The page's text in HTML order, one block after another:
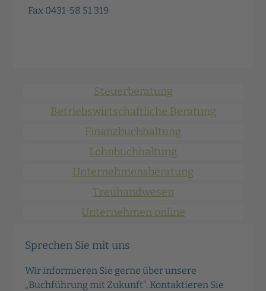
Fax 0431-58 51 319
Steuerberatung
Betriebswirtschaftliche Beratung
Finanzbuchhaltung
Lohnbuchhaltung
Unternehmensberatung
Treuhandwesen
Unternehmen online
Sprechen Sie mit uns
Wir informieren Sie gerne über unsere
„Buchführung mit Zukunft“. Kontaktieren Sie